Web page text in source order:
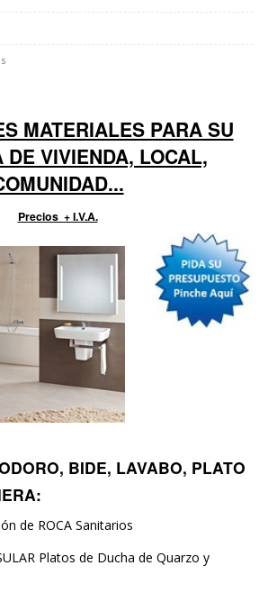
Decoración
MATERIALES PARA
DE VIVIENDA, LOCAL,
COMUNIDAD...
Precios + I.V.A.